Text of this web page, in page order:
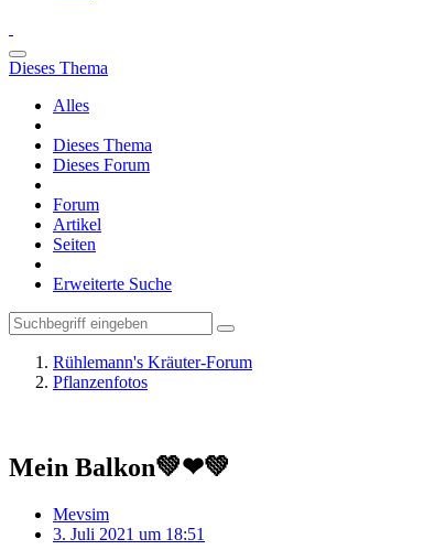
Dieses Thema
Alles
Dieses Thema
Dieses Forum
Forum
Artikel
Seiten
Erweiterte Suche
Rühlemann's Kräuter-Forum
Pflanzenfotos
Mein Balkon💚❤💚
Mevsim
3. Juli 2021 um 18:51